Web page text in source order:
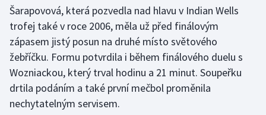
Florbal
Futsal
Golf
Gymnastika
Šarapovová, která pozvedla nad hlavu v Indian Wells
trofej také v roce 2006, měla už před finálovým
zápasem jistý posun na druhé místo světového
žebříčku. Formu potvrdila i během finálového duelu s
Wozniackou, který trval hodinu a 21 minut. Soupeřku
drtila podáním a také první mečbol proměnila
nechytatelným servisem.